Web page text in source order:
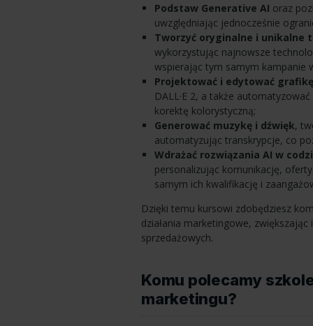
Podstaw Generative AI oraz
uwzględniając jednocześnie
Tworzyć oryginalne i unikalne
wykorzystując najnowsze
wspierając tym samym kampanie
Projektować i edytować
DALL·E 2, a także
korektę kolorystyczną;
Generować muzykę i dźwięk,
automatyzując transkrypcje, co
Wdrażać rozwiązania AI w
personalizując komunikację,
samym ich kwalifikację i
Dzięki temu kursowi zdobędziesz
działania marketingowe,
sprzedażowych.
Komu polecamy
marketingu?